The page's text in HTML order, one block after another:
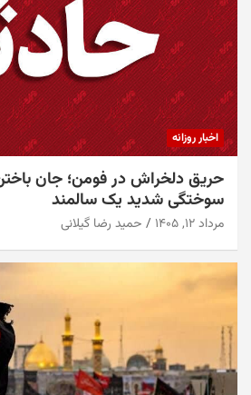
اخبار روزانه
سوختگی شدید یک سالمند
مرداد ۱۲, ۱۴۰۵ حمید رضا گیلانی